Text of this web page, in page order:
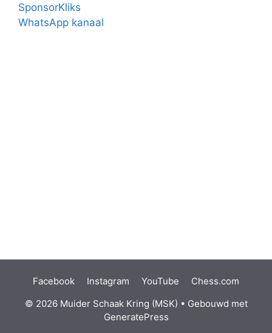
SponsorKliks
WhatsApp kanaal
Facebook Instagram YouTube
Chess.com
© 2026 Muider Schaak Kring (MSK) • Gebouwd met
GeneratePress